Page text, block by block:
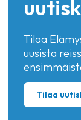
Tilaa
uusista
Tilaa